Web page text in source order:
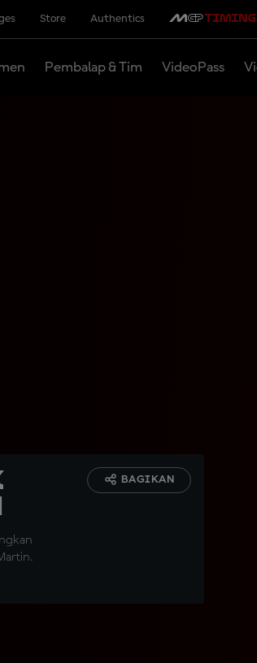
Store Authentics
Pembalap & Tim VideoPass
BAGIKAN